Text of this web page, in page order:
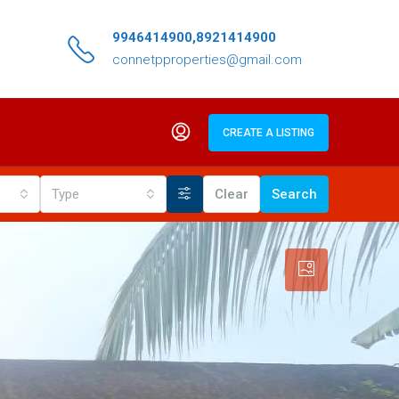
9946414900,8921414900
connetpproperties@gmail.com
CREATE A LISTING
Type Clear Search